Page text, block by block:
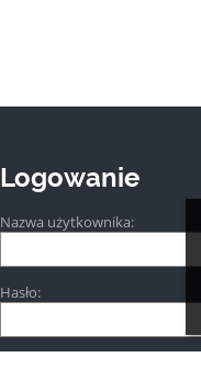
Logowanie
Nazwa użytkownika:
Hasło: